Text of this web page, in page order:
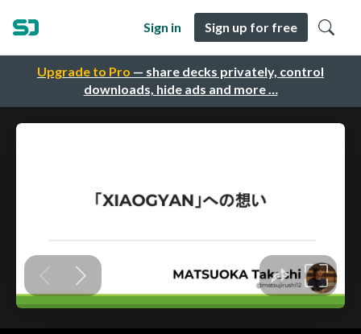
Upgrade to Pro — share decks privately, control
downloads, hide ads and more …
Sign in Sign up for free